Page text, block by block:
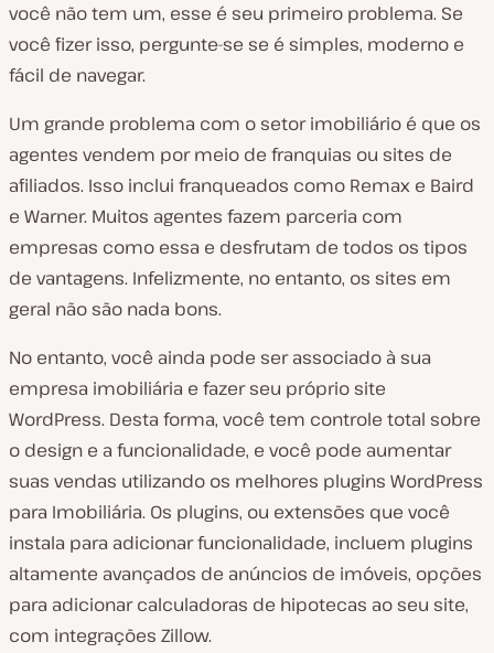
você não tem um, esse é seu primeiro problema. Se
você fizer isso, pergunte-se se é simples, moderno e
fácil de navegar.
Um grande problema com o setor imobiliário é que os
agentes vendem por meio de franquias ou sites de
afiliados. Isso inclui franqueados como Remax e Baird
e Warner. Muitos agentes fazem parceria com
empresas como essa e desfrutam de todos os tipos
de vantagens. Infelizmente, no entanto, os sites em
geral não são nada bons.
No entanto, você ainda pode ser associado à sua
empresa imobiliária e fazer seu próprio site
WordPress. Desta forma, você tem controle total sobre
o design e a funcionalidade, e você pode aumentar
suas vendas utilizando os melhores plugins WordPress
para Imobiliária. Os plugins, ou extensões que você
instala para adicionar funcionalidade, incluem plugins
altamente avançados de anúncios de imóveis, opções
para adicionar calculadoras de hipotecas ao seu site,
com integrações Zillow.